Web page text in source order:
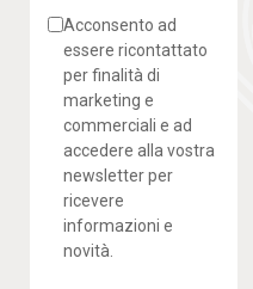
Acconsento ad
essere ricontattato
per finalità di
marketing e
commerciali e ad
accedere alla vostra
newsletter per
ricevere
informazioni e
novità.